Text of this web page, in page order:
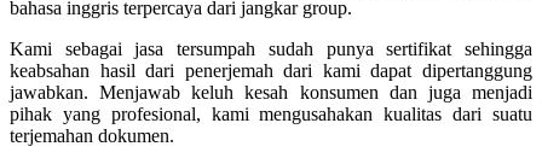
bahasa inggris terpercaya dari jangkar group.
Kami sebagai jasa tersumpah sudah punya sertifikat sehingga
keabsahan hasil dari penerjemah dari kami dapat dipertanggung
jawabkan. Menjawab keluh kesah konsumen dan juga menjadi
pihak yang profesional, kami mengusahakan kualitas dari suatu
terjemahan dokumen.